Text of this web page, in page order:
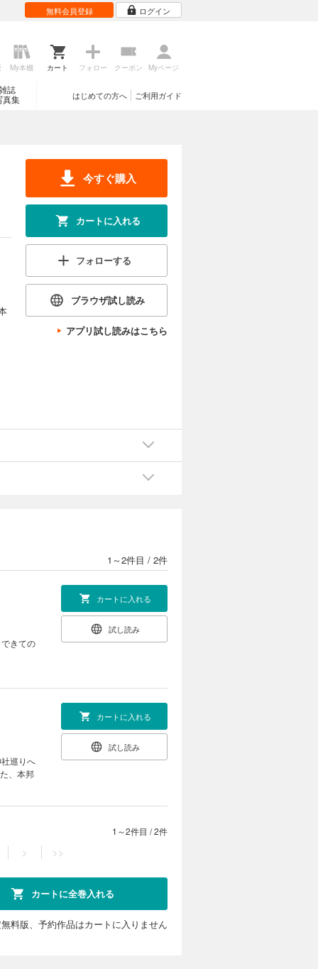
無料会員登録 ログイン
My本棚 カート フォロー クーポン Myページ
誌
真集
ご利用ガイド
はじめての方へ
今すぐ購入
カートに入れる
フォローする
ブラウザ試し読み
アプリ試し読みはこちら
1～2件目 / 2件
きての
カートに入れる
試し読み
巡りへ
、本邦
カートに入れる
試し読み
1～2件目 /2件
> >>
カートに全巻入れる
料版、予約作品はカートに入りません